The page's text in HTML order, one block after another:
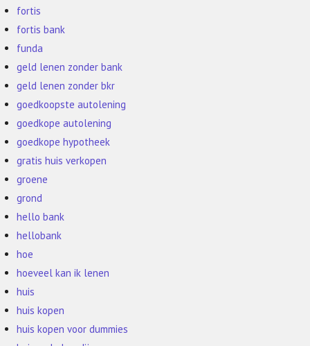
fortis
fortis bank
funda
geld lenen zonder bank
geld lenen zonder bkr
goedkoopste autolening
goedkope autolening
goedkope hypotheek
gratis huis verkopen
groene
grond
hello bank
hellobank
hoe
hoeveel kan ik lenen
huis
huis kopen
huis kopen voor dummies